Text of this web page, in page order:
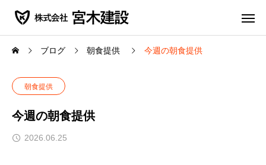
ブログ 朝食提供 今週の朝食提供
朝食提供
今週の朝食提供
2026.06.25